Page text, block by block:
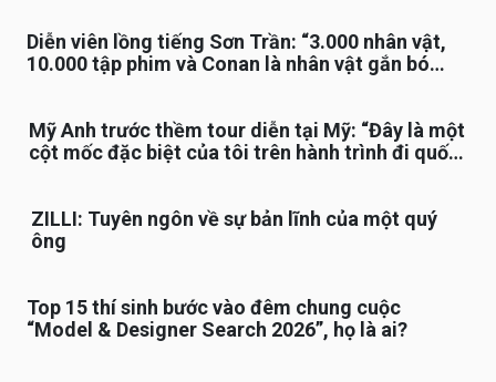
Diễn viên lồng tiếng Sơn Trần: “3.000 nhân vật,
10.000 tập phim và Conan là nhân vật gắn bó
Mỹ Anh trước thềm tour diễn tại Mỹ: “Đây là một
cột mốc đặc biệt của tôi trên hành trình đi quốc
ZILLI: Tuyên ngôn về sự bản lĩnh của một quý
ông
Top 15 thí sinh bước vào đêm chung cuộc
“Model & Designer Search 2026”, họ là ai?